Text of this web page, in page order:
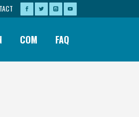
COM FAQ